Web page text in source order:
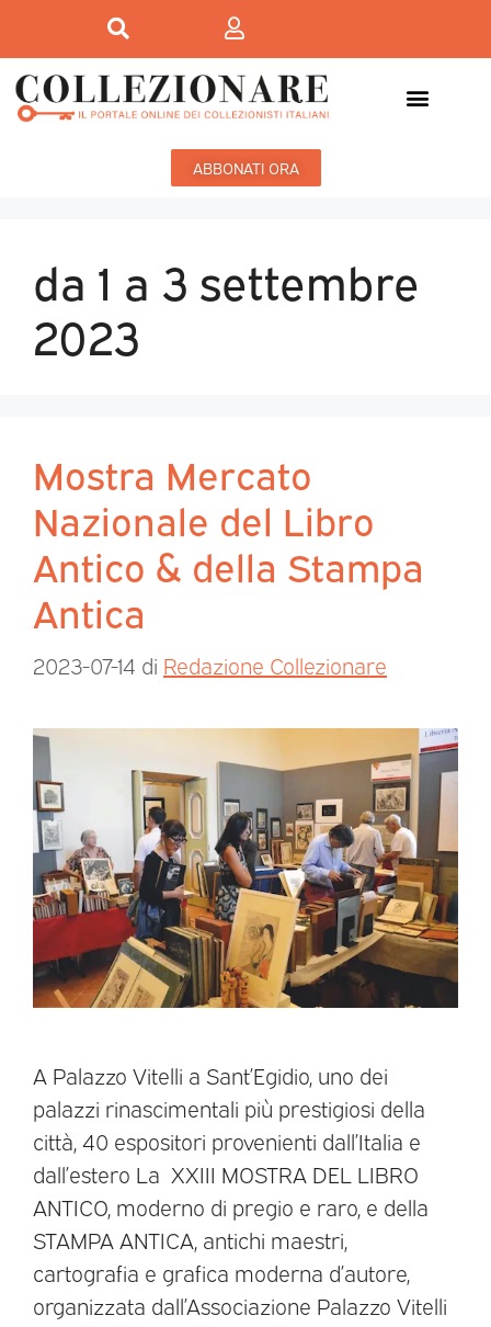
ABBONATI ORA
da 1 a 3 settembre
2023
Mostra Mercato
Nazionale del Libro
Antico & della Stampa
Antica
2023-07-14 di Redazione Collezionare
A Palazzo Vitelli a Sant’Egidio, uno dei
palazzi rinascimentali più prestigiosi della
città, 40 espositori provenienti dall’Italia e
dall’estero La XXIII MOSTRA DEL LIBRO
ANTICO, moderno di pregio e raro, e della
STAMPA ANTICA, antichi maestri,
cartografia e grafica moderna d’autore,
organizzata dall’Associazione Palazzo Vitelli